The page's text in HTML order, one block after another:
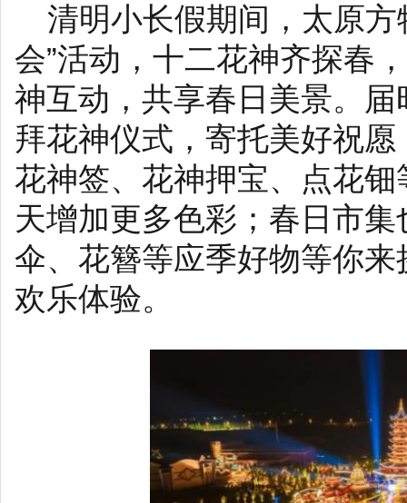
清明小长假期间，太原
会”活动，十二花神齐探春
神互动，共享春日美景。
拜花神仪式，寄托美好祝
花神签、花神押宝、点花
天增加更多色彩；春日市
伞、花簪等应季好物等你
欢乐体验。